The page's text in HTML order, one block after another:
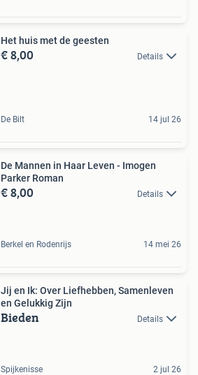
Het huis met de geesten
€ 8,00 Details
De Bilt 14 jul 26
De Mannen in Haar Leven - Imogen
Parker Roman
€ 8,00 Details
Berkel en Rodenrijs 14 mei 26
Jij en Ik: Over Liefhebben, Samenleven
en Gelukkig Zijn
Bieden Details
Spijkenisse 2 jul 26